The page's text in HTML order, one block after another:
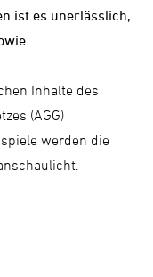
ist es unerlässlich,
Inhalte des
(AGG)
werden die